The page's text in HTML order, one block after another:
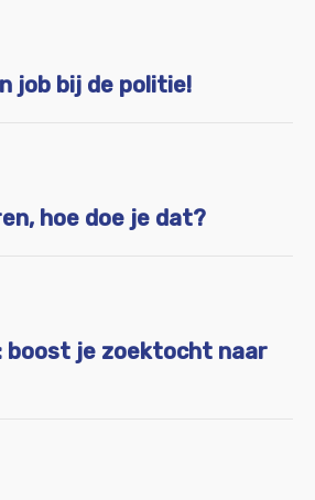
job bij de politie!
hoe doe je dat?
boost je zoektocht naar